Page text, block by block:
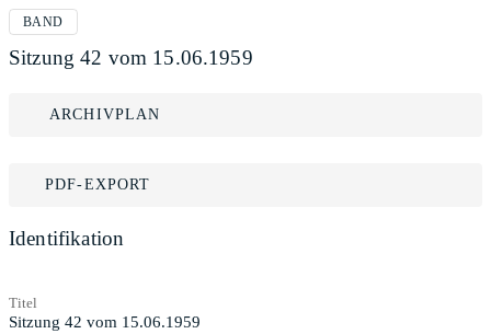
BAND
Sitzung 42 vom 15.06.1959
ARCHIVPLAN
PDF-EXPORT
Identifikation
Titel
Sitzung 42 vom 15.06.1959